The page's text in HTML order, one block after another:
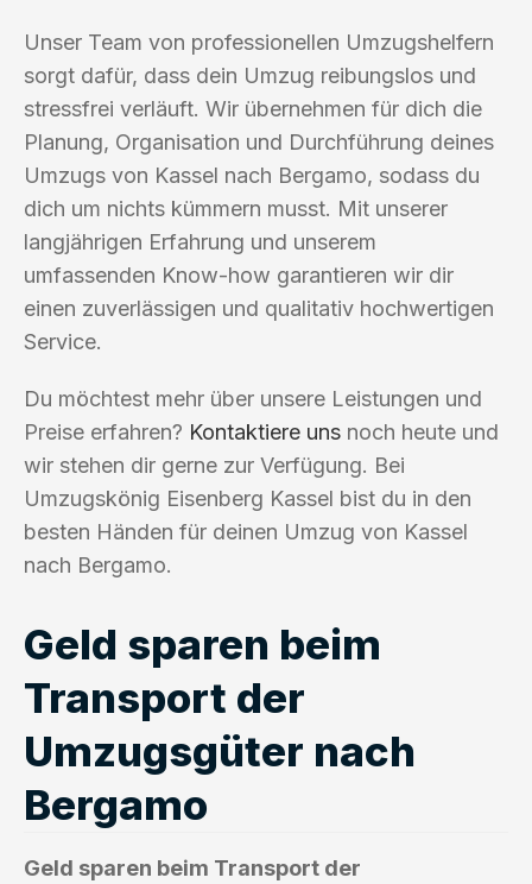
Unser Team von professionellen Umzugshelfern
sorgt dafür, dass dein Umzug reibungslos und
stressfrei verläuft. Wir übernehmen für dich die
Planung, Organisation und Durchführung deines
Umzugs von Kassel nach Bergamo, sodass du
dich um nichts kümmern musst. Mit unserer
langjährigen Erfahrung und unserem
umfassenden Know-how garantieren wir dir
einen zuverlässigen und qualitativ hochwertigen
Service.
Du möchtest mehr über unsere Leistungen und
Preise erfahren? Kontaktiere uns noch heute und
wir stehen dir gerne zur Verfügung. Bei
Umzugskönig Eisenberg Kassel bist du in den
besten Händen für deinen Umzug von Kassel
nach Bergamo.
Geld sparen beim
Transport der
Umzugsgüter nach
Bergamo
Geld sparen beim Transport der